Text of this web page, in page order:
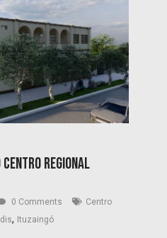
Regional
0 Comments
Centro
, Ituzaingó